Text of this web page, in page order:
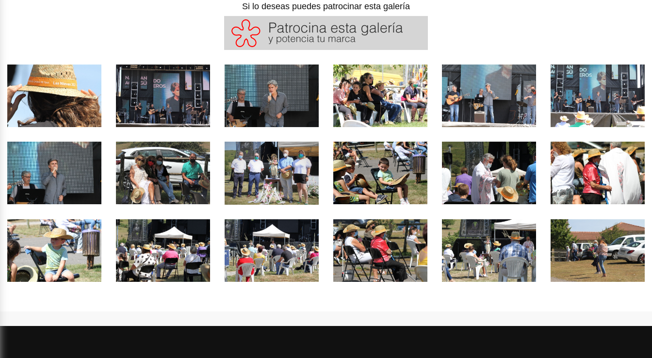
Si lo deseas puedes patrocinar esta galería